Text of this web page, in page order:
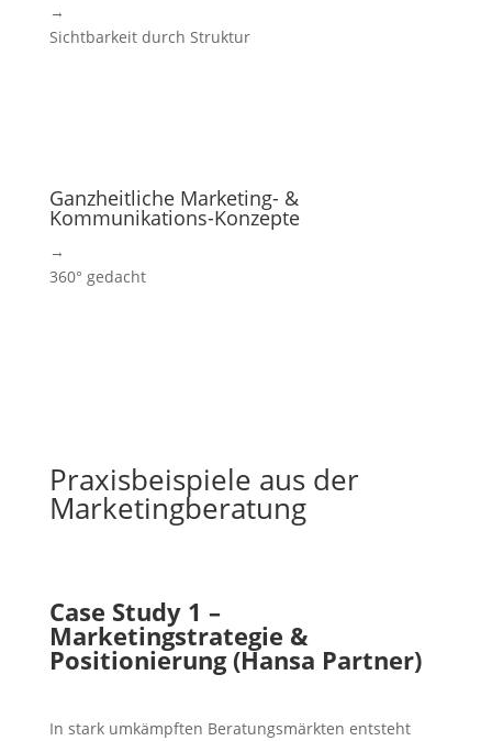
→
Sichtbarkeit durch Struktur
Ganzheitliche Marketing- &
Kommunikations-Konzepte
→
360° gedacht
Praxisbeispiele aus der
Marketingberatung
Case Study 1 –
Marketingstrategie &
Positionierung (Hansa Partner)
In stark umkämpften Beratungsmärkten entsteht